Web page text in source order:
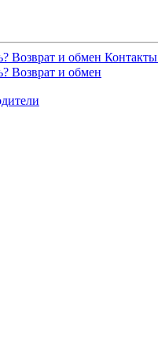
Возврат и обмен Контакты
Возврат и обмен